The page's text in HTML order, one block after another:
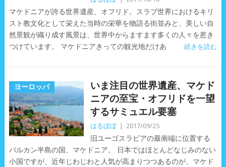
マケドニアが誇る世界遺産、オフリド。スラブ世界におけるキリ
スト教文化として栄えた当時の栄華を物語る街並みと、美しい自
然景観が織り成す風景は、世界中からますます多くの人々を惹き
つけています。 マケドニアきっての観光地だけあ
続きを読む
ヨーロッパ
いま注目の世界遺産、マケド
ニアの至宝・オフリドを一望
するサミュエル要塞
はるぼぼ 2017/09/25
旧ユーゴスラビアの最南端に位置する
バルカン半島の国、マケドニア。 日本ではほとんどなじみのない
小国ですが、近年じわじわと人気が高まりつつあるのが、マケド